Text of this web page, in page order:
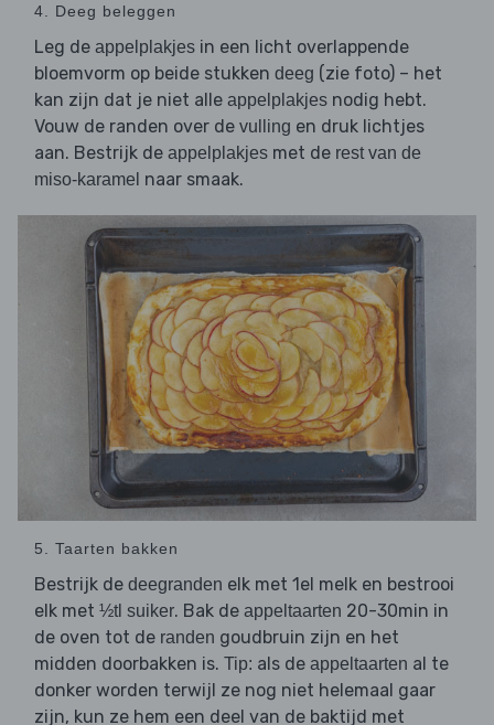
4. Deeg beleggen
Leg de appelplakjes in een licht overlappende
bloemvorm op beide stukken deeg (zie foto) – het
kan zijn dat je niet alle appelplakjes nodig hebt.
Vouw de randen over de vulling en druk lichtjes
aan. Bestrijk de appelplakjes met de rest van de
miso-karamel naar smaak.
5. Taarten bakken
Bestrijk de deegranden elk met 1el melk en bestrooi
elk met ½tl suiker. Bak de appeltaarten 20-30min in
de oven tot de randen goudbruin zijn en het
midden doorbakken is. Tip: als de appeltaarten al te
donker worden terwijl ze nog niet helemaal gaar
zijn, kun ze hem een deel van de baktijd met